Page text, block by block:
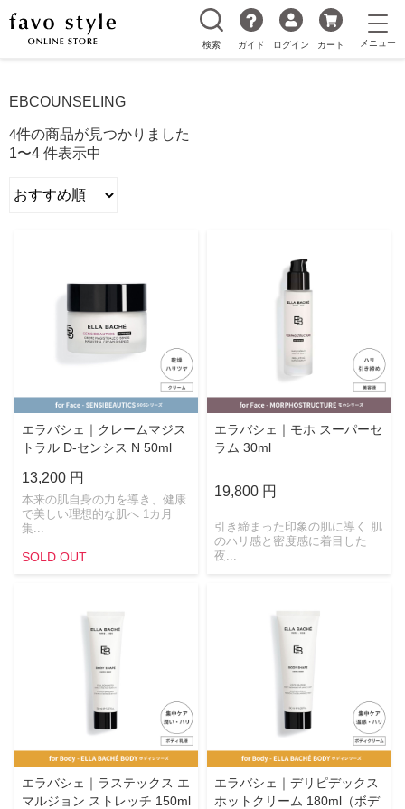
検索 ガイド ログイン カート
EBCOUNSELING
4件の商品が見つかりました
1〜4 件表示中
エラバシェ｜クレームマジス
トラル D-センシス N 50ml
13,200 円
本来の肌自身の力を導き、健康
で美しい理想的な肌へ 1カ月
集...
SOLD OUT
エラバシェ｜モホ スーパーセ
ラム 30ml
19,800 円
引き締まった印象の肌に導く 肌
のハリ感と密度感に着目した
夜...
エラバシェ｜ラステックス エ
マルジョン ストレッチ 150ml
エラバシェ｜デリピデックス
ホットクリーム 180ml（ボデ